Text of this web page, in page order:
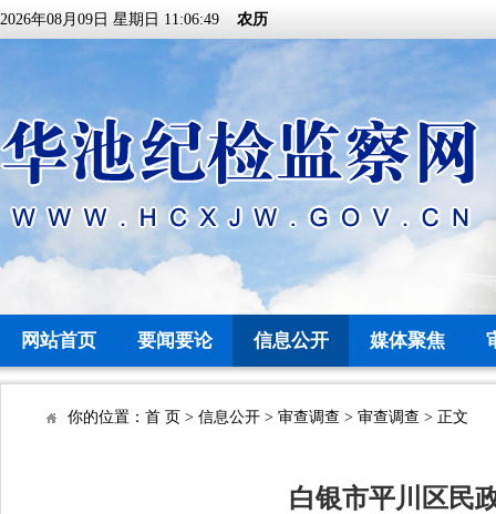
2026年08月09日 星期日 11:06:49 农历
网站首页 要闻要论 信息公开 媒体聚焦
你的位置： 首 页 > 信息公开 > 审查调查 > 审查调查 > 正文
白银市平川区民